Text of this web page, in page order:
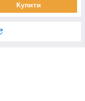
Купити